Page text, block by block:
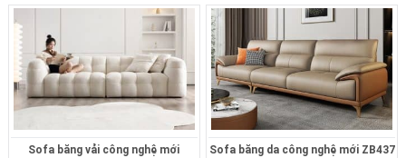
Sofa băng vải công nghệ mới
Sofa băng da công nghệ mới ZB437